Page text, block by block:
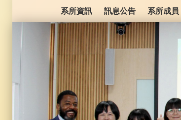
系所資訊 訊息公告 系所成員